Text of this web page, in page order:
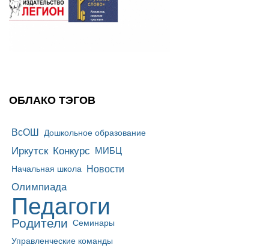
ОБЛАКО ТЭГОВ
ВсОШ Дошкольное образование
Иркутск Конкурс МИБЦ
Начальная школа Новости
Олимпиада
Педагоги
Родители Семинары
Управленческие команды